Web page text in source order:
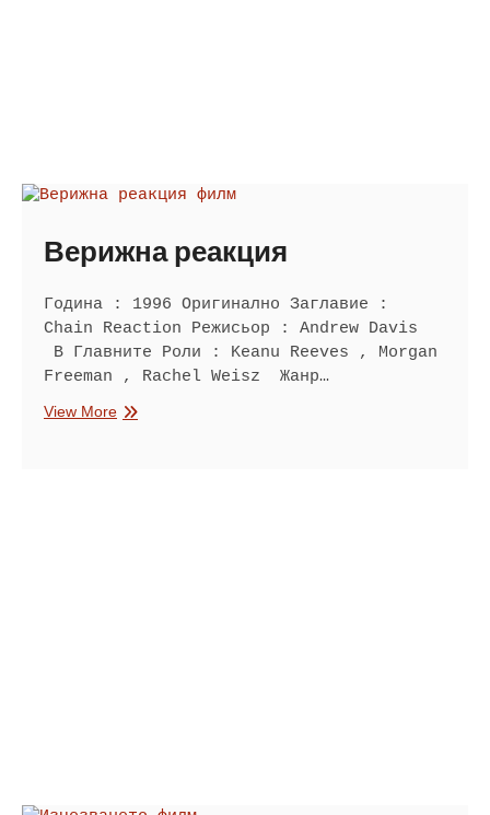
Верижна реакция
Година : 1996 Оригинално Заглавие :
Chain Reaction Режисьор : Andrew Davis
В Главните Роли : Keanu Reeves , Morgan
Freeman , Rachel Weisz Жанр…
View MoreВерижна